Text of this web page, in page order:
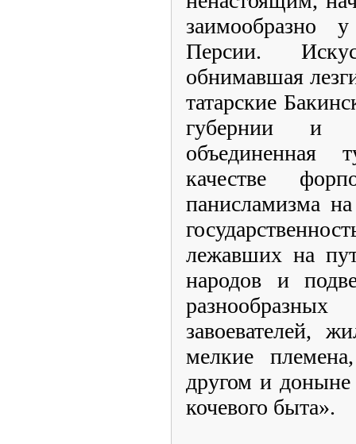
заимообразно
Персии.
обнимавшая
татарские
губернии и
объединенная
качестве
панисламизма
лежавших на
народов и
завоевателей,
мелкие
другом и
кочевого быта».